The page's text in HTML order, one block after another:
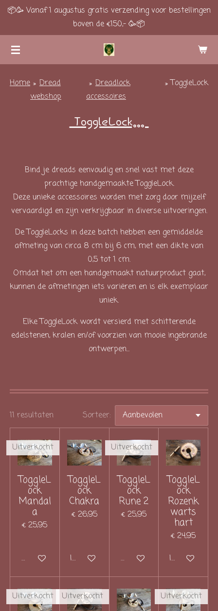
Ga
de
hoofdinhoud
📦🥳 Vanaf 1 augustus gratis verzending voor bestellingen
boven de €150,- 🥳📦
Home » Dread
webshop
» Dreadlock
accessoires
» ToggleLock
ToggleLock...
Bind je dreads eenvoudig en snel vast met deze
prachtige handgemaakte ToggleLock.
Deze unieke accessoires worden met zorg door mijzelf
vervaardigd en zijn verkrijgbaar in diverse uitvoeringen.
De ToggleLocks in deze batch hebben een gemiddelde
afmeting van circa 8 cm bij 6 cm, met een dikte van
0,5 tot 1 cm.
Omdat het om een handgemaakt natuurproduct gaat,
kunnen de afmetingen iets variëren en is elk exemplaar
uniek.
Elke ToggleLock wordt versierd met schitterende
edelstenen, kralen en/of voorzien van mooie ingebrande
ontwerpen...
11 resultaten Sorteer:
Uitverkocht
ToggleL
ock
Mandal
a
€ 25,95
Houd mij op de hoogte
ToggleL
ock
Chakra
€ 26,95
In winkelwagen
Uitverkocht
ToggleL
ock
Rune 2
€ 25,95
Houd mij op de hoogte
ToggleL
ock
Rozenk
warts
hart
€ 24,95
In
Uitverkocht Uitverkocht Uitverkocht